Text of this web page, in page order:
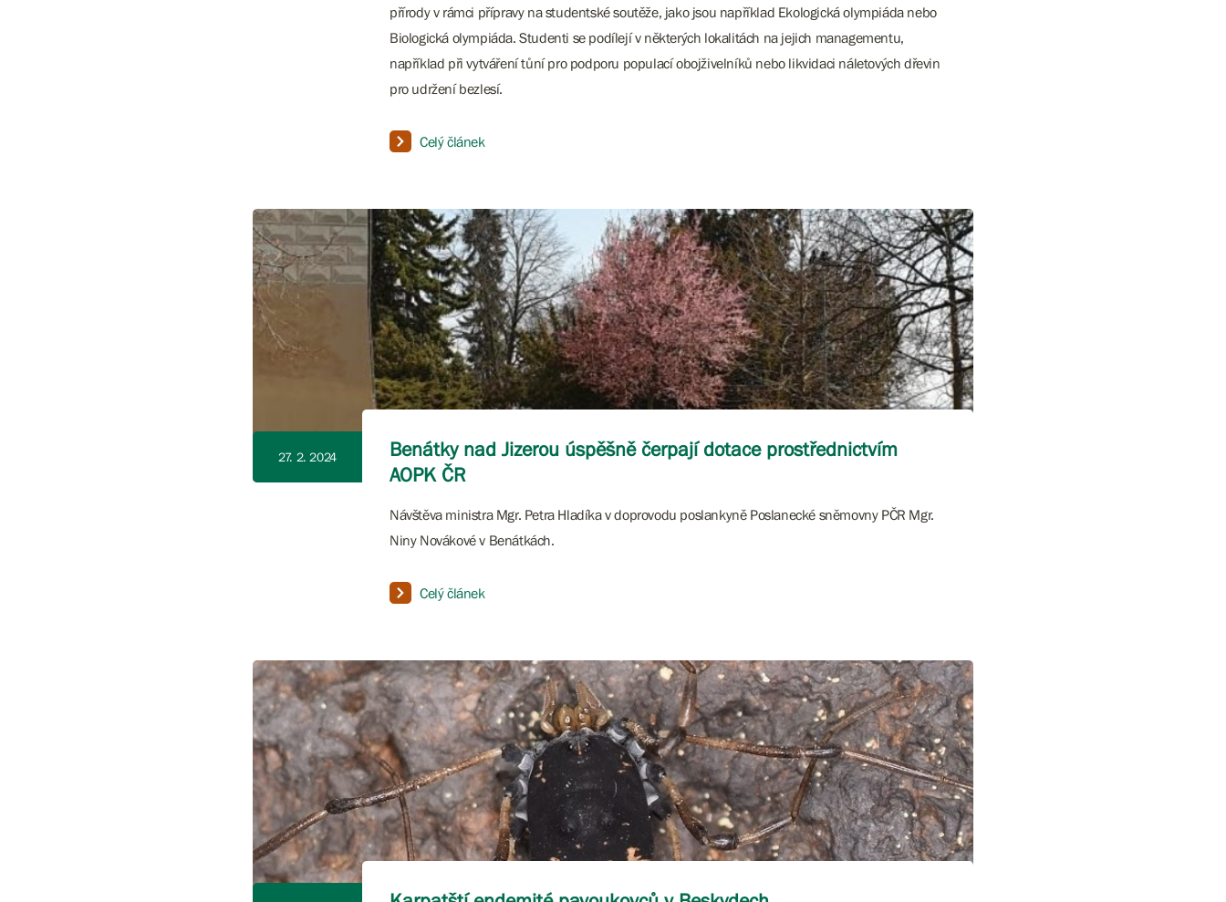
přírody v rámci přípravy na studentské soutěže, jako jsou například Ekologická olympiáda nebo
Biologická olympiáda. Studenti se podílejí v některých lokalitách na jejich managementu,
například při vytváření tůní pro podporu populací obojživelníků nebo likvidaci náletových dřevin
pro udržení bezlesí.
Celý článek
27. 2. 2024
Benátky nad Jizerou úspěšně čerpají dotace prostřednictvím
AOPK ČR
Návštěva ministra Mgr. Petra Hladíka v doprovodu poslankyně Poslanecké sněmovny PČR Mgr.
Niny Novákové v Benátkách.
Celý článek